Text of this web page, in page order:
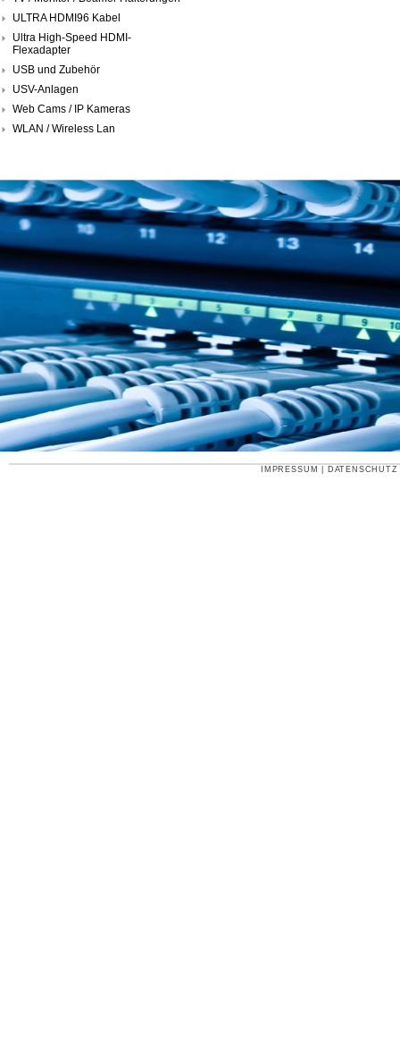
ULTRA HDMI96 Kabel
Ultra High-Speed HDMI-
Flexadapter
USB und Zubehör
USV-Anlagen
Web Cams / IP Kameras
WLAN / Wireless Lan
IMPRESSUM DATENSCHUTZ